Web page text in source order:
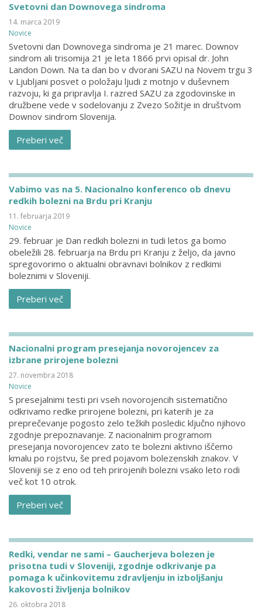
Svetovni dan Downovega sindroma
14. marca 2019
Novice
Svetovni dan Downovega sindroma je 21 marec. Downov
sindrom ali trisomija 21 je leta 1866 prvi opisal dr. John
Landon Down. Na ta dan bo v dvorani SAZU na Novem trgu 3
v Ljubljani posvet o položaju ljudi z motnjo v duševnem
razvoju, ki ga pripravlja I. razred SAZU za zgodovinske in
družbene vede v sodelovanju z Zvezo Sožitje in društvom
Downov sindrom Slovenija.
Preberi več
Vabimo vas na 5. Nacionalno konferenco ob dnevu
redkih bolezni na Brdu pri Kranju
11. februarja 2019
Novice
29. februar je Dan redkih bolezni in tudi letos ga bomo
obeležili 28. februarja na Brdu pri Kranju z željo, da javno
spregovorimo o aktualni obravnavi bolnikov z redkimi
boleznimi v Sloveniji.
Preberi več
Nacionalni program presejanja novorojencev za
izbrane prirojene bolezni
27. novembra 2018
Novice
S presejalnimi testi pri vseh novorojencih sistematično
odkrivamo redke prirojene bolezni, pri katerih je za
preprečevanje pogosto zelo težkih posledic ključno njihovo
zgodnje prepoznavanje. Z nacionalnim programom
presejanja novorojencev zato te bolezni aktivno iščemo
kmalu po rojstvu, še pred pojavom bolezenskih znakov. V
Sloveniji se z eno od teh prirojenih bolezni vsako leto rodi
več kot 10 otrok.
Preberi več
Redki, vendar ne sami – Gaucherjeva bolezen je
prisotna tudi v Sloveniji, zgodnje odkrivanje pa
pomaga k učinkovitemu zdravljenju in izboljšanju
kakovosti življenja bolnikov
26. oktobra 2018